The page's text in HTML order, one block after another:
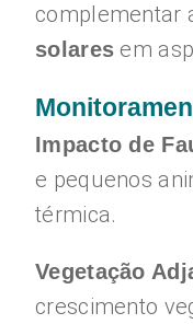
complementar
solares em
Impacto de
e pequenos
térmica.
Vegetação
crescimento